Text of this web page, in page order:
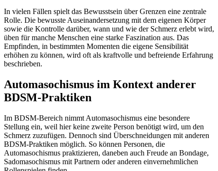
In vielen Fällen spielt das Bewusstsein über Grenzen eine zentrale
Rolle. Die bewusste Auseinandersetzung mit dem eigenen Körper
sowie die Kontrolle darüber, wann und wie der Schmerz erlebt wird,
üben für manche Menschen eine starke Faszination aus. Das
Empfinden, in bestimmten Momenten die eigene Sensibilität
erhöhen zu können, wird oft als kraftvolle und befreiende Erfahrung
beschrieben.
Automasochismus im Kontext anderer
BDSM-Praktiken
Im BDSM-Bereich nimmt Automasochismus eine besondere
Stellung ein, weil hier keine zweite Person benötigt wird, um den
Schmerz zuzufügen. Dennoch sind Überschneidungen mit anderen
BDSM-Praktiken möglich. So können Personen, die
Automasochismus praktizieren, daneben auch Freude an Bondage,
Sadomasochismus mit Partnern oder anderen einvernehmlichen